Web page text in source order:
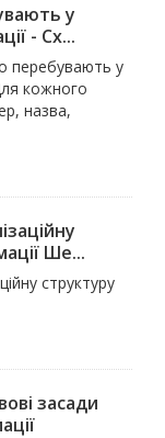
у
- Сх...
перебувають у
кожного
назва,
Ше...
структуру
засади